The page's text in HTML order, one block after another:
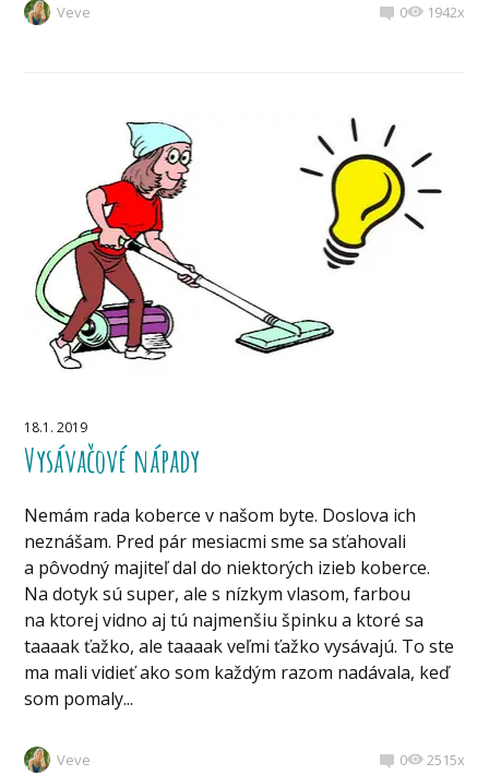
Veve 0 1942x
18.1. 2019
Vysávačové nápady
Nemám rada koberce v našom byte. Doslova ich
neznášam. Pred pár mesiacmi sme sa sťahovali
a pôvodný majiteľ dal do niektorých izieb koberce.
Na dotyk sú super, ale s nízkym vlasom, farbou
na ktorej vidno aj tú najmenšiu špinku a ktoré sa
taaaak ťažko, ale taaaak veľmi ťažko vysávajú. To ste
ma mali vidieť ako som každým razom nadávala, keď
som pomaly...
Veve 0 2515x